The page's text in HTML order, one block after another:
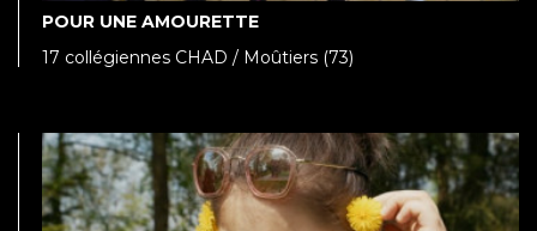
POUR UNE AMOURETTE
17 collégiennes CHAD / Moûtiers (73)